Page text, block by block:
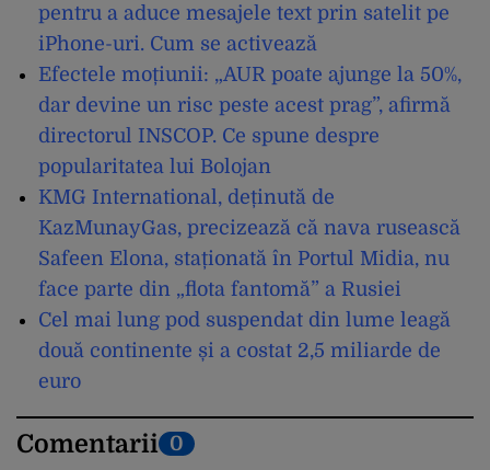
pentru a aduce mesajele text prin satelit pe
iPhone-uri. Cum se activează
Efectele moțiunii: „AUR poate ajunge la 50%,
dar devine un risc peste acest prag”, afirmă
directorul INSCOP. Ce spune despre
popularitatea lui Bolojan
KMG International, deținută de
KazMunayGas, precizează că nava rusească
Safeen Elona, staționată în Portul Midia, nu
face parte din „flota fantomă” a Rusiei
Cel mai lung pod suspendat din lume leagă
două continente și a costat 2,5 miliarde de
euro
Comentarii 0